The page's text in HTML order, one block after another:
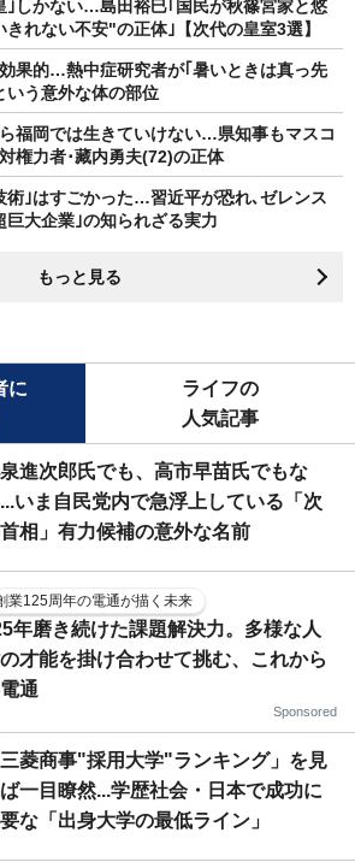
｣しかない…島田裕巳｢国民が秋篠宮家と悠
れない不安"の正体｣【次代の皇室3選】
果的…熱中症研究者が｢暑いときは真っ先
いう意外な体の部位
福岡では生きていけない…県知事もマスコ
権力者･藏内勇夫(72)の正体
術｣はすごかった…習近平が恐れ､ゼレンス
巨大企業｣の知られざる実力
もっと見る
に
ライフの
人気記事
進次郎氏でも、高市早苗氏でもな
いま自民党内で急浮上している「次
相」有力候補の意外な名前
業125周年の電通が描く未来
年磨き続けた課題解決力。多様な人
才能を掛け合わせて挑む、これから
通
Sponsored
三菱商事"採用大学"ランキング」を見
一目瞭然...学歴社会・日本で成功に
な「出身大学の最低ライン」